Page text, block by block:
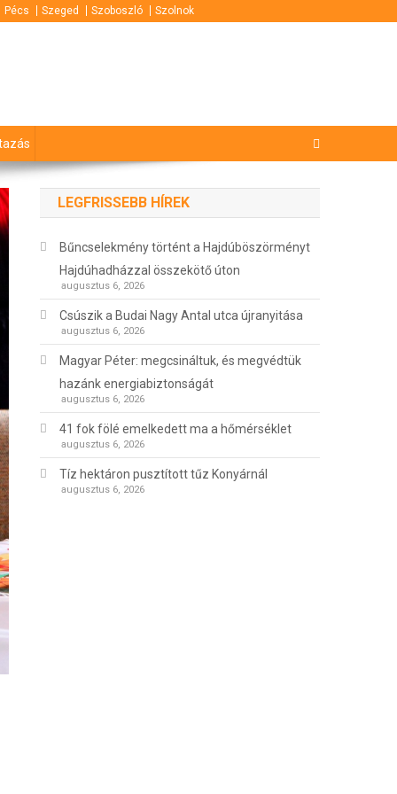
Pécs Szeged Szoboszló Szolnok
LEGFRISSEBB HÍREK
Bűncselekmény történt a Hajdúböszörményt
Hajdúhadházzal összekötő úton
augusztus 6, 2026
Csúszik a Budai Nagy Antal utca újranyitása
augusztus 6, 2026
Magyar Péter: megcsináltuk, és megvédtük
hazánk energiabiztonságát
augusztus 6, 2026
41 fok fölé emelkedett ma a hőmérséklet
augusztus 6, 2026
Tíz hektáron pusztított tűz Konyárnál
augusztus 6, 2026